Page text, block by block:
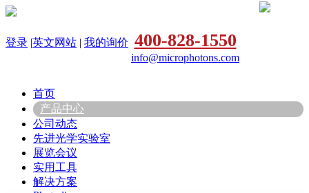
登录 |英文网站 | 我的询价 400-828-1550
info@microphotons.com
首页
产品中心
公司动态
先进光学实验室
展览会议
实用工具
解决方案